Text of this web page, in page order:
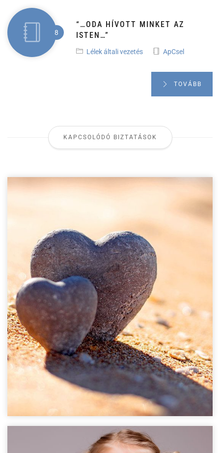
“…ODA HÍVOTT MINKET AZ
ISTEN…”
Lélek általi vezetés ApCsel
TOVÁBB
KAPCSOLÓDÓ BIZTATÁSOK